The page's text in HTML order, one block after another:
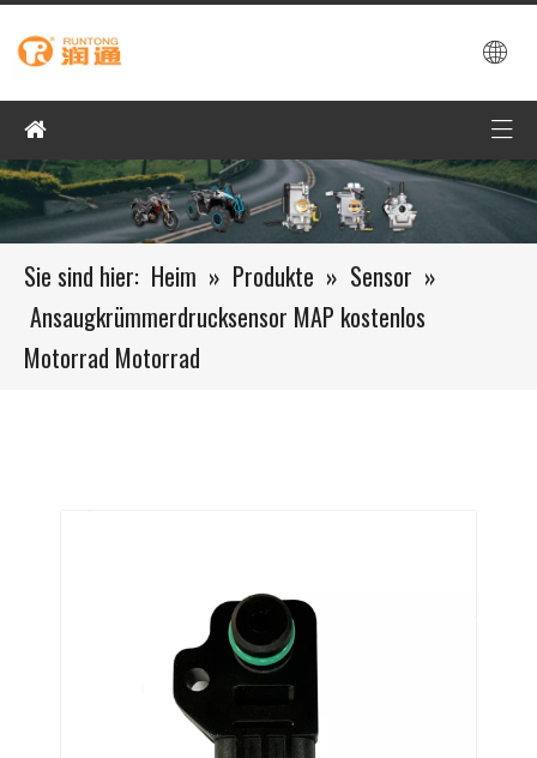
Sie sind hier: Heim » Produkte » Sensor »
Ansaugkrümmerdrucksensor MAP kostenlos
Motorrad Motorrad